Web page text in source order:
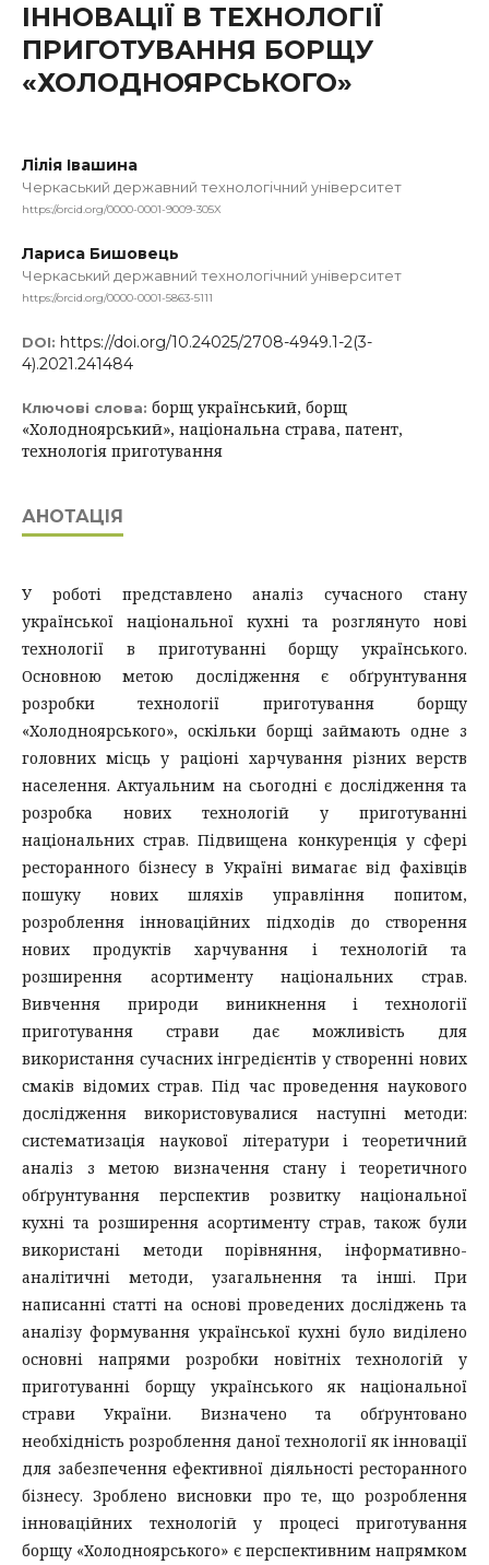
ІННОВАЦІЇ В ТЕХНОЛОГІЇ
ПРИГОТУВАННЯ БОРЩУ
«ХОЛОДНОЯРСЬКОГО»
Лілія Івашина
Черкаський державний технологічний університет
https://orcid.org/0000-0001-9009-305X
Лариса Бишовець
Черкаський державний технологічний університет
https://orcid.org/0000-0001-5863-5111
DOI: https://doi.org/10.24025/2708-4949.1-2(3-
4).2021.241484
Ключові слова: борщ український, борщ
«Холодноярський», національна страва, патент,
технологія приготування
АНОТАЦІЯ
У роботі представлено аналіз сучасного стану
української національної кухні та розглянуто нові
технології в приготуванні борщу українського.
Основною метою дослідження є обґрунтування
розробки технології приготування борщу
«Холодноярського», оскільки борщі займають одне з
головних місць у раціоні харчування різних верств
населення. Актуальним на сьогодні є дослідження та
розробка нових технологій у приготуванні
національних страв. Підвищена конкуренція у сфері
ресторанного бізнесу в Україні вимагає від фахівців
пошуку нових шляхів управління попитом,
розроблення інноваційних підходів до створення
нових продуктів харчування і технологій та
розширення асортименту національних страв.
Вивчення природи виникнення і технології
приготування страви дає можливість для
використання сучасних інгредієнтів у створенні нових
смаків відомих страв. Під час проведення наукового
дослідження використовувалися наступні методи:
систематизація наукової літератури і теоретичний
аналіз з метою визначення стану і теоретичного
обґрунтування перспектив розвитку національної
кухні та розширення асортименту страв, також були
використані методи порівняння, інформативно-
аналітичні методи, узагальнення та інші. При
написанні статті на основі проведених досліджень та
аналізу формування української кухні було виділено
основні напрями розробки новітніх технологій у
приготуванні борщу українського як національної
страви України. Визначено та обґрунтовано
необхідність розроблення даної технології як інновації
для забезпечення ефективної діяльності ресторанного
бізнесу. Зроблено висновки про те, що розроблення
інноваційних технологій у процесі приготування
борщу «Холодноярського» є перспективним напрямком